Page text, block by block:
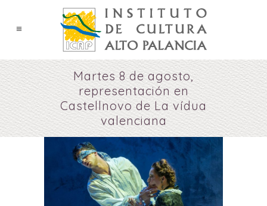
Martes 8 de agosto,
representación en
Castellnovo de La vídua
valenciana